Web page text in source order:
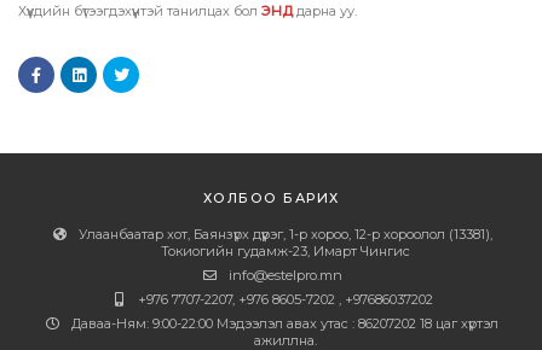
Хүүхдийн бүтээгдэхүүнтэй танилцах бол ЭНДдарна уу.
ХОЛБОО БАРИХ
Улаанбаатар хот, Баянзүрх дүүрэг, 1-р хороо, 12-р хороолол (13381),
Токиогийн гудамж-23, Имарт Чингис
info@estelpro.mn
+976 7707-2207, +976 8605-7202 , +97686037202
Даваа-Ням: 9:00-22:00 Мэдээлэл авах утас : 86207202 18 цаг хүртэл
ажиллна.